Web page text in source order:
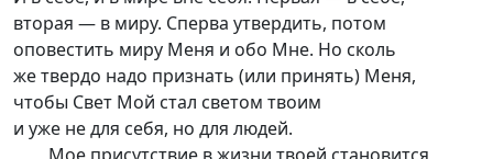
вторая — в миру. Сперва утвердить, потом
оповестить миру Меня и обо Мне. Но сколь
же твердо надо признать (или принять) Меня,
чтобы Свет Мой стал светом твоим
и уже не для себя, но для людей.